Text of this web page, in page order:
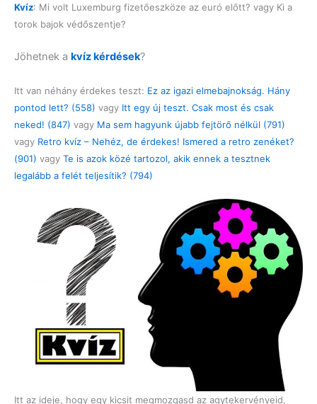
Kvíz: Mi volt Luxemburg fizetőeszköze az euró előtt? vagy Ki a
torok bajok védőszentje?
Jöhetnek a kvíz kérdések?
Itt van néhány érdekes teszt: Ez az igazi elmebajnokság. Hány
pontod lett? (558) vagy Itt egy új teszt. Csak most és csak
neked! (847) vagy Ma sem hagyunk újabb fejtörő nélkül (791)
vagy Retro kvíz – Nehéz, de érdekes! Ismered a retro zenéket?
(901) vagy Te is azok közé tartozol, akik ennek a tesztnek
legalább a felét teljesítik? (794)
Itt az ideje, hogy egy kicsit megmozgasd az agytekervényeid,